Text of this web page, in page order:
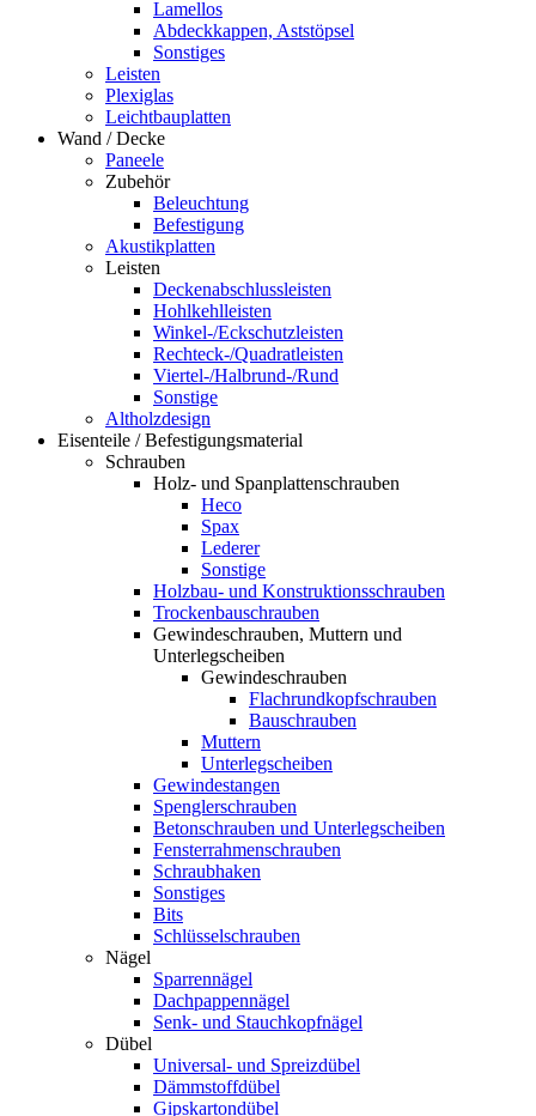
Lamellos
Abdeckkappen, Aststöpsel
Sonstiges
Leisten
Plexiglas
Leichtbauplatten
Wand / Decke
Paneele
Zubehör
Beleuchtung
Befestigung
Akustikplatten
Leisten
Deckenabschlussleisten
Hohlkehlleisten
Winkel-/Eckschutzleisten
Rechteck-/Quadratleisten
Viertel-/Halbrund-/Rund
Sonstige
Altholzdesign
Eisenteile / Befestigungsmaterial
Schrauben
Holz- und Spanplattenschrauben
Heco
Spax
Lederer
Sonstige
Holzbau- und Konstruktionsschrauben
Trockenbauschrauben
Gewindeschrauben, Muttern und
Unterlegscheiben
Gewindeschrauben
Flachrundkopfschrauben
Bauschrauben
Muttern
Unterlegscheiben
Gewindestangen
Spenglerschrauben
Betonschrauben und Unterlegscheiben
Fensterrahmenschrauben
Schraubhaken
Sonstiges
Bits
Schlüsselschrauben
Nägel
Sparrennägel
Dachpappennägel
Senk- und Stauchkopfnägel
Dübel
Universal- und Spreizdübel
Dämmstoffdübel
Gipskartondübel